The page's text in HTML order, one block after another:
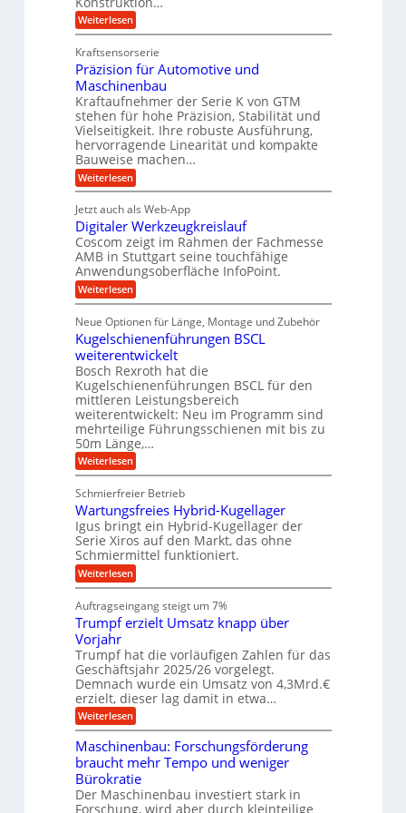
e
i
c
h
g
e
w
i
n
d
e
t
r
i
e
b
e
f
ü
r
r
a
e
U
m
g
e
b
u
n
g
e
n
t
z
u
n
d
A
u
f
t
r
a
g
s
e
i
n
g
a
n
g
i
n
Z
e
e
n
v
o
n
K
I
w
i
c
h
t
i
g
e
r
a
l
M
a
s
c
h
i
n
e
n
Weiterlesen:
Z
h
n
s
t
a
n
g
e
n
g
e
t
r
i
e
b
e
f
ü
r
r
ä
z
i
s
e
H
u
b
b
e
w
e
g
u
n
g
e
n
Kraftsensorserie
Präzision für Automotive und
Maschinenbau
Kraftaufnehmer der Serie K von GTM
stehen für hohe Präzision, Stabilität und
Vielseitigkeit. Ihre robuste Ausführung,
hervorragende Linearität und kompakte
Bauweise machen…
Weiterlesen:
P
ä
z
i
s
i
o
n
f
r
A
u
t
o
m
o
t
i
v
e
u
n
d
M
a
s
c
h
i
n
n
b
Jetzt auch als Web-App
Digitaler Werkzeugkreislauf
Coscom zeigt im Rahmen der Fachmesse
AMB in Stuttgart seine touchfähige
Anwendungsoberfläche InfoPoint.
Weiterlesen:
D
g
i
t
a
l
e
r
W
e
r
k
z
e
u
g
k
r
e
i
s
l
a
u
f
Neue Optionen für Länge, Montage und Zubehör
Kugelschienenführungen BSCL
weiterentwickelt
Bosch Rexroth hat die
Kugelschienenführungen BSCL für den
mittleren Leistungsbereich
weiterentwickelt: Neu im Programm sind
mehrteilige Führungsschienen mit bis zu
50m Länge,…
Weiterlesen:
K
g
e
l
s
c
h
i
e
e
n
ü
h
r
u
n
g
e
B
S
C
L
w
Schmierfreier Betrieb
Wartungsfreies Hybrid-Kugellager
Igus bringt ein Hybrid-Kugellager der
Serie Xiros auf den Markt, das ohne
Schmiermittel funktioniert.
Weiterlesen:
W
r
t
g
s
f
r
e
i
s
H
y
b
r
Auftragseingang steigt um 7%
Trumpf erzielt Umsatz knapp über
Vorjahr
Trumpf hat die vorläufigen Zahlen für das
Geschäftsjahr 2025/26 vorgelegt.
Demnach wurde ein Umsatz von 4,3Mrd.€
erzielt, dieser lag damit in etwa…
Weiterlesen:
T
u
m
p
f
e
Maschinenbau: Forschungsförderung
braucht mehr Tempo und weniger
Bürokratie
Der Maschinenbau investiert stark in
Forschung, wird aber durch kleinteilige